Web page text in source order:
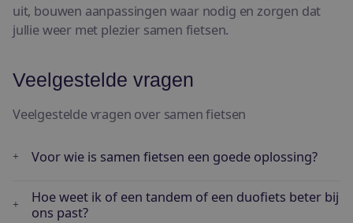
uit, bouwen aanpassingen waar nodig en zorgen dat
jullie weer met plezier samen fietsen.
Veelgestelde vragen
Veelgestelde vragen over samen fietsen
Voor wie is samen fietsen een goede oplossing?
Hoe weet ik of een tandem of een duofiets beter bij
ons past?